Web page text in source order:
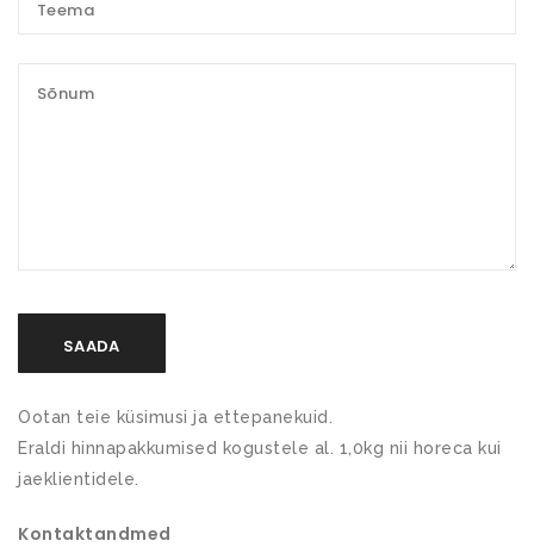
Ootan teie küsimusi ja ettepanekuid.
Eraldi hinnapakkumised kogustele al. 1,0kg nii horeca kui
jaeklientidele.
Kontaktandmed